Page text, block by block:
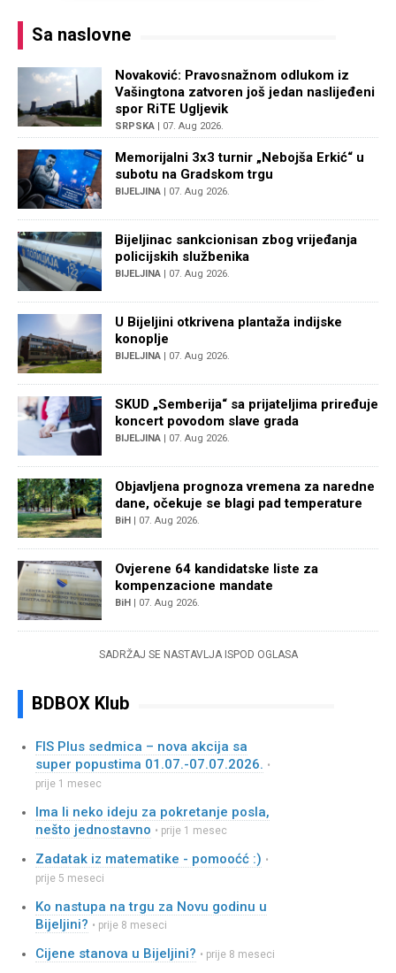
Sa naslovne
Novaković: Pravosnažnom odlukom iz
Vašingtona zatvoren još jedan naslijeđeni
spor RiTE Ugljevik
SRPSKA | 07. Aug 2026.
Memorijalni 3x3 turnir „Nebojša Erkić“ u
subotu na Gradskom trgu
BIJELJINA | 07. Aug 2026.
Bijeljinac sankcionisan zbog vrijeđanja
policijskih službenika
BIJELJINA | 07. Aug 2026.
U Bijeljini otkrivena plantaža indijske
konoplje
BIJELJINA | 07. Aug 2026.
SKUD „Semberija“ sa prijateljima priređuje
koncert povodom slave grada
BIJELJINA | 07. Aug 2026.
Objavljena prognoza vremena za naredne
dane, očekuje se blagi pad temperature
BiH | 07. Aug 2026.
Ovjerene 64 kandidatske liste za
kompenzacione mandate
BiH | 07. Aug 2026.
SADRŽAJ SE NASTAVLJA ISPOD OGLASA
BDBOX Klub
FIS Plus sedmica – nova akcija sa
super popustima 01.07.-07.07.2026. •
prije 1 mesec
Ima li neko ideju za pokretanje posla,
nešto jednostavno • prije 1 mesec
Zadatak iz matematike - pomooćć :) •
prije 5 meseci
Ko nastupa na trgu za Novu godinu u
Bijeljini? • prije 8 meseci
Cijene stanova u Bijeljini? • prije 8 meseci